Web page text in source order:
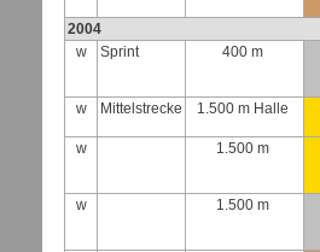
2004
w
Sprint 400 m
w Mittelstrecke 1.500 m Halle
w 1.500 m
w 1.500 m